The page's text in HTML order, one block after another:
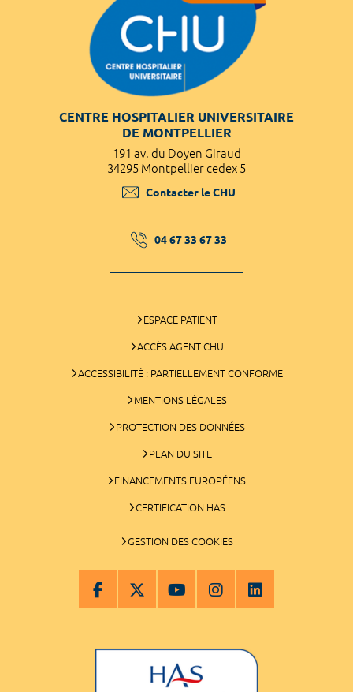
CENTRE HOSPITALIER UNIVERSITAIRE
DE MONTPELLIER
191 av. du Doyen Giraud
34295 Montpellier cedex 5
Contacter le CHU
04 67 33 67 33
ESPACE PATIENT
ACCÈS AGENT CHU
ACCESSIBILITÉ : PARTIELLEMENT CONFORME
MENTIONS LÉGALES
PROTECTION DES DONNÉES
PLAN DU SITE
FINANCEMENTS EUROPÉENS
CERTIFICATION HAS
GESTION DES COOKIES